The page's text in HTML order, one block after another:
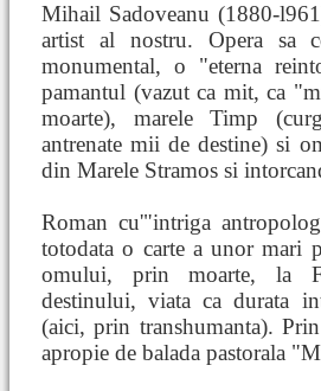
Mihail Sadoveanu (1880-
artist al nostru. Opera sa
monumental, o "eterna
pamantul (vazut ca mit, ca
moarte), marele Timp
antrenate mii de destine) si
din Marele Stramos si
Roman cu'"intriga
totodata o carte a unor mari
omului, prin moarte, la
destinului, viata ca durata
(aici, prin transhumanta).
apropie de balada pastorala